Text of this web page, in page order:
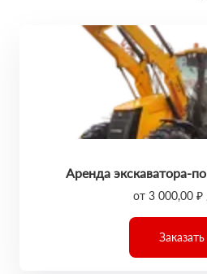
Аренда экскаватора-
от 3 000,00 ₽
Заказать